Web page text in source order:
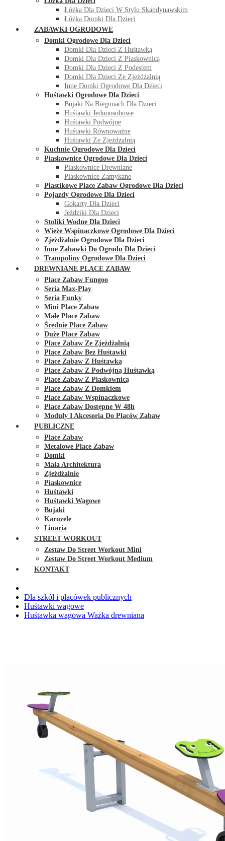
Łóżka Dla Dzieci W Stylu Skandynawskim
Łóżka Domki Dla Dzieci
ZABAWKI OGRODOWE
Domki Ogrodowe Dla Dzieci
Domki Dla Dzieci Z Huśtawką
Domki Dla Dzieci Z Piaskownicą
Domki Dla Dzieci Z Podestem
Domki Dla Dzieci Ze Zjeżdżalnią
Inne Domki Ogrodowe Dla Dzieci
Huśtawki Ogrodowe Dla Dzieci
Bujaki Na Biegunach Dla Dzieci
Huśtawki Jednoosobowe
Huśtawki Podwójne
Huśtawki Równoważne
Huśtawki Ze Zjeżdżalnią
Kuchnie Ogrodowe Dla Dzieci
Piaskownice Ogrodowe Dla Dzieci
Piaskownice Drewniane
Piaskownice Zamykane
Plastikowe Place Zabaw Ogrodowe Dla Dzieci
Pojazdy Ogrodowe Dla Dzieci
Gokarty Dla Dzieci
Jeździki Dla Dzieci
Stoliki Wodne Dla Dzieci
Wieże Wspinaczkowe Ogrodowe Dla Dzieci
Zjeżdżalnie Ogrodowe Dla Dzieci
Inne Zabawki Do Ogrodu Dla Dzieci
Trampoliny Ogrodowe Dla Dzieci
DREWNIANE PLACE ZABAW
Place Zabaw Fungoo
Seria Max-Play
Seria Funky
Mini Place Zabaw
Małe Place Zabaw
Średnie Place Zabaw
Duże Place Zabaw
Place Zabaw Ze Zjeżdżalnią
Place Zabaw Bez Huśtawki
Place Zabaw Z Huśtawką
Place Zabaw Z Podwójną Huśtawką
Place Zabaw Z Piaskownicą
Place Zabaw Z Domkiem
Place Zabaw Wspinaczkowe
Place Zabaw Dostępne W 48h
Moduły I Akcesoria Do Placów Zabaw
PUBLICZNE
Place Zabaw
Metalowe Place Zabaw
Domki
Mała Architektura
Zjeżdżalnie
Piaskownice
Huśtawki
Huśtawki Wagowe
Bujaki
Karuzele
Linaria
STREET WORKOUT
Zestaw Do Street Workout Mini
Zestaw Do Street Workout Medium
KONTAKT
Dla szkół i placówek publicznych
Huśtawki wagowe
Huśtawka wagowa Ważka drewniana